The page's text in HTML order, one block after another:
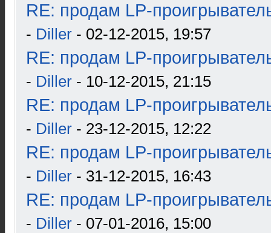
RE: продам LP-
- Diller - 02-12-2015, 19:57
RE: продам LP-
- Diller - 10-12-2015, 21:15
RE: продам LP-
- Diller - 23-12-2015, 12:22
RE: продам LP-
- Diller - 31-12-2015, 16:43
RE: продам LP-
- Diller - 07-01-2016, 15:00